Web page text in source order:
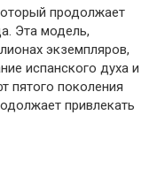
продолжает
Эта модель,
экземпляров,
испанского духа и
пятого поколения
привлекать